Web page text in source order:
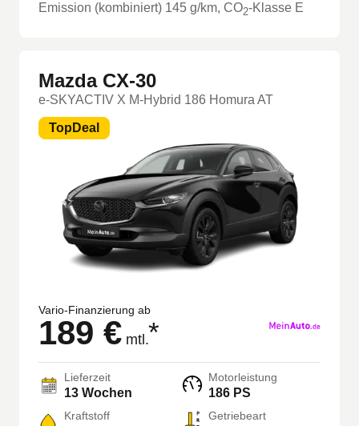
Emission (kombiniert) 145 g/km, CO2-Klasse E
Mazda CX-30
e-SKYACTIV X M-Hybrid 186 Homura AT
TopDeal
Vario-Finanzierung ab
189 € mtl.*
Lieferzeit
13 Wochen
Motorleistung
186 PS
Kraftstoff Getriebeart